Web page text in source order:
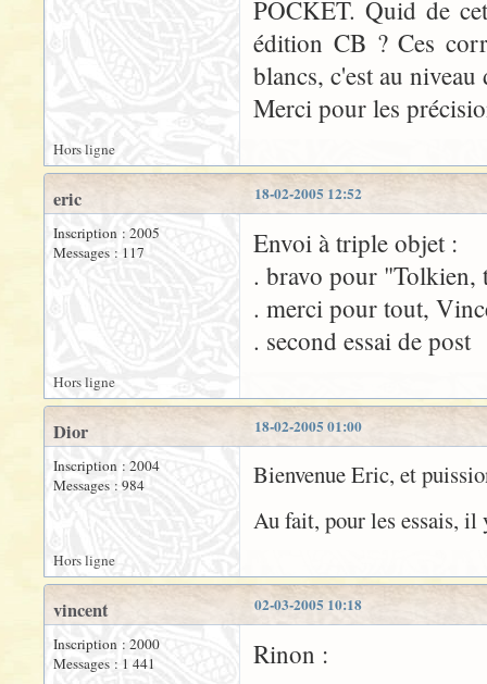
POCKET. Quid de
édition CB ? Ces
blancs, c'est au
Merci pour les
Hors ligne
18-02-2005 12:52
eric
Inscription : 2005
Messages : 117
Envoi à triple objet :
. bravo pour "Tolkien,
. merci pour tout,
. second essai de post
Hors ligne
18-02-2005 01:00
Dior
Inscription : 2004
Messages : 984
Bienvenue Eric, et
Au fait, pour les essais, il
Hors ligne
02-03-2005 10:18
vincent
Inscription : 2000
Messages : 1 441
Rinon :